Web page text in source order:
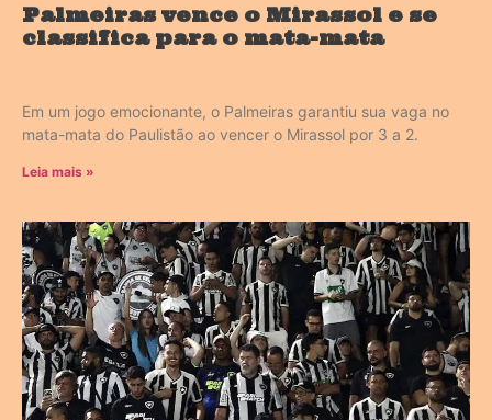
Palmeiras vence o Mirassol e se
classifica para o mata-mata
Em um jogo emocionante, o Palmeiras garantiu sua vaga no
mata-mata do Paulistão ao vencer o Mirassol por 3 a 2.
Leia mais »